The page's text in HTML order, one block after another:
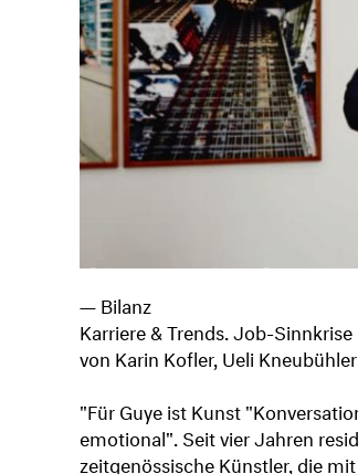
— Bilanz
Karriere & Trends. Job-Sinnkrise
von Karin Kofler, Ueli
"Für Guye ist Kunst
emotional". Seit vier Jahren
zeitgenössische Künstler, die